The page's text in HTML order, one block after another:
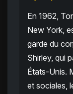
En 1962,
New York,
garde du
Shirley, qui
États-Unis.
et sociales,